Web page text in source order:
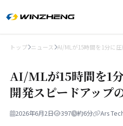
トップ ニュース AI/MLが15時間を1分に
AI/MLが15時間を1
開発スピードアップ
2026年6月2日 397 約6分 Ars